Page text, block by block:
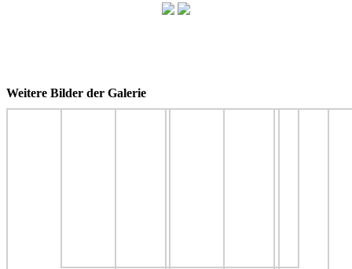
Weitere Bilder der Galerie